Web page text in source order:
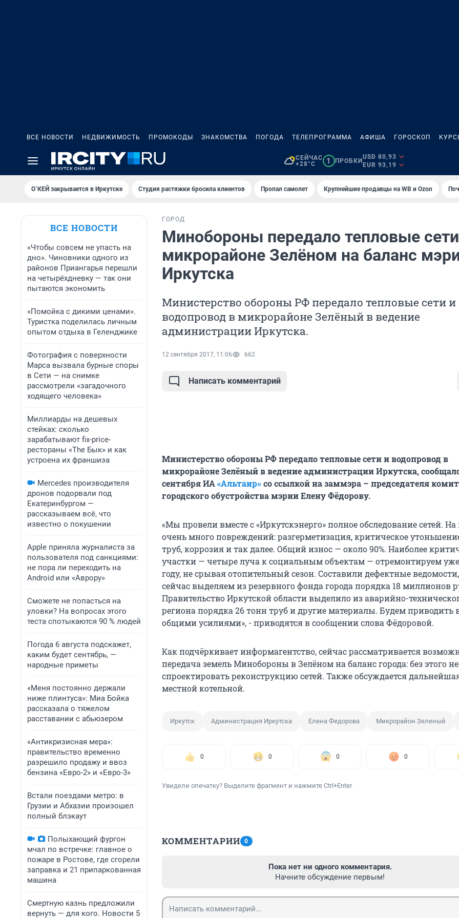
ВСЕ НОВОСТИ НЕДВИЖИМОСТЬ ПРОМОКОДЫ ЗНАКОМСТВА ПОГОДА ТЕЛЕПРОГРАММА АФИША ГОРОСКОП
СЕЙЧАС
+28°C
1 ПРОБКИ
USD 80,93
EUR 93,19
О`КЕЙ закрывается в Иркутске Студия растяжки бросила клиентов Пропал самолет Крупнейшие продавцы на WB и Ozon
ВСЕ НОВОСТИ
«Чтобы совсем не упасть на
дно». Чиновники одного из
районов Приангарья перешли
на четырёхдневку — так они
пытаются экономить
«Помойка с дикими ценами».
Туристка поделилась личным
опытом отдыха в Геленджике
Фотография с поверхности
Марса вызвала бурные споры
в Сети — на снимке
рассмотрели «загадочного
ходящего человека»
Миллиарды на дешевых
стейках: сколько
зарабатывают fix-price-
рестораны «The Бык» и как
устроена их франшиза
Mercedes производителя
дронов подорвали под
Екатеринбургом —
рассказываем всё, что
известно о покушении
Apple приняла журналиста за
пользователя под санкциями:
не пора ли переходить на
Android или «Аврору»
Сможете не попасться на
уловки? На вопросах этого
теста спотыкаются 90 % людей
Погода 6 августа подскажет,
каким будет сентябрь, —
народные приметы
«Меня постоянно держали
ниже плинтуса»: Миа Бойка
рассказала о тяжелом
расставании с абьюзером
«Антикризисная мера»:
правительство временно
разрешило продажу и ввоз
бензина «Евро-2» и «Евро-3»
Встали поездами метро: в
Грузии и Абхазии произошел
полный блэкаут
Полыхающий фургон
мчал по встречке: главное о
пожаре в Ростове, где сгорели
заправка и 21 припаркованная
машина
Смертную казнь предложили
вернуть — для кого. Новости 5
ГОРОД
Минобороны передало тепловые
микрорайоне Зелёном на баланс
Иркутска
Министерство обороны РФ передало тепловые сети и
водопровод в микрорайоне Зелёный в ведение
администрации Иркутска.
12 сентября 2017, 11:06 662
Написать комментарий
Министерство обороны РФ передало тепловые сети и водопровод в
микрорайоне Зелёный в ведение администрации Иркутска,
сентября ИА«Альтаир»со ссылкой на заммэра – председателя
городского обустройства мэрии Елену Фёдорову.
«Мы провели вместе с «Иркутскэнерго» полное обследование сетей.
очень много повреждений: разгерметизация, критическое
труб, коррозия и так далее. Общий износ — около 90%. Наиболее
участки — четыре луча к социальным объектам — отремонтируем
году, не срывая отопительный сезон. Составили дефектные
сейчас выделяем из резервного фонда города порядка 18 миллионов
Правительство Иркутской области выделило из аварийно-
региона порядка 26 тонн труб и другие материалы. Будем приводить
общими усилиями», - приводятся в сообщении слова Фёдоровой.
Как подчёркивает информагентство, сейчас рассматривается
передача земель Минобороны в Зелёном на баланс города: без этого
спроектировать реконструкцию сетей. Также обсуждается
местной котельной.
Иркутск Администрация Иркутска Елена Федорова Микрорайон Зеленый
0 0 0 0
Увидели опечатку? Выделите фрагмент и нажмите Ctrl+Enter
КОММЕНТАРИИ 0
Пока нет ни одного комментария.
Начните обсуждение первым!